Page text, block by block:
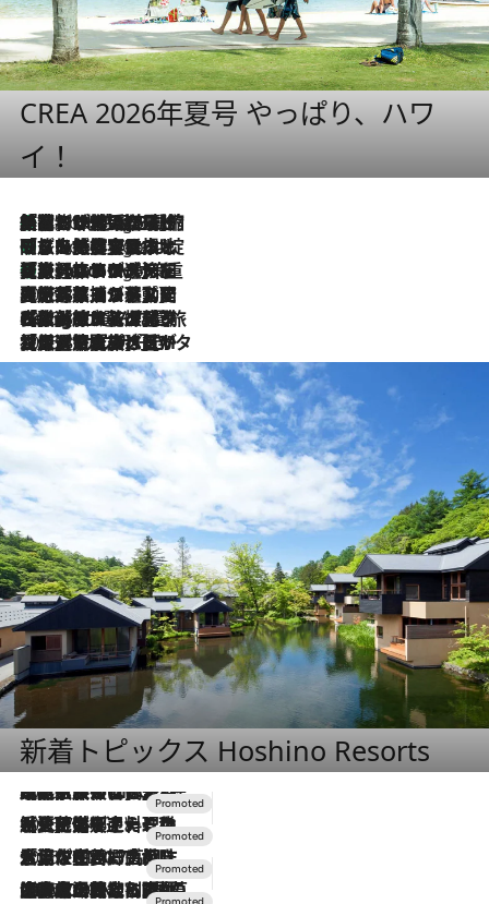
CREA 2026年夏号 やっぱり、ハワ
イ！
9 Hours Ago
「荷物が増えるほど旅ストレスは増す」美容ジャーナリストがたどり着いた最終結論。“化粧品を劇的に減らす”感動の凝縮美容とは
9 Hours Ago
「旅先には金髪ウィッグを持参」日本と同じメイクでは損してる!? 美容ジャーナリストが提案する“掟破りの旅美容”とは
9 Hours Ago
【厳選旅コスメ】「身軽さ＆UV対策重視！」ヘアアーティストshucoが選んだ夏旅ベストコスメを発表【Mサイズジップ】
2026.8.5
【厳選旅コスメ】国内をあちこち移動する河井菜摘が選んだ夏旅ベストコスメ発表！「リラックスアイテムはマスト」【Mサイズジップ】
2026.8.4
【厳選旅コスメ】「紫外線＆乾燥対策しながらメイク感も！」ヘア＆メイクGeorgeが選んだ夏旅ベストコスメを発表！【Mサイズジップ】
2026.8.3
【厳選旅コスメ】「保湿もタイパ重視！」“サウナ好き”タレント清水みさとが愛用する夏旅ベストコスメを発表！【Mサイズジップ】
新着トピックス Hoshino Resorts
2026.7.31
【ホテル帰省】という選択肢をOMOが提案。家族とほどよい距離を保つには「昼は実家、夜は気兼ねなくホテルで！」
2026.7.24
【夏限定ディナーコース】旬を迎える稚鮎や花ズッキーニなどをイタリア・トスカーナの郷土料理の手法で満喫！
2026.7.17
「土佐和ハーブかき氷」がOMO7高知に登場！生姜、山椒、大葉など目にも舌にも涼を呼ぶ郷土の味
2026.7.10
NEW OPEN！【界 草津】名湯の地に誕生。趣の異なる2種の温泉と上州ならではの会席・蕎麦割烹など美食を味わう究極の癒やし旅